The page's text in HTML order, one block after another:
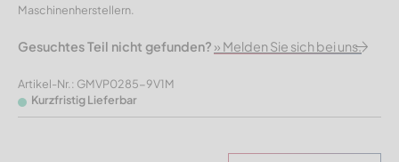
Maschinenherstellern.
Gesuchtes Teil nicht gefunden? » Melden Sie sich bei uns.
Artikel-Nr.: GMVP0285-9V1M
Kurzfristig Lieferbar